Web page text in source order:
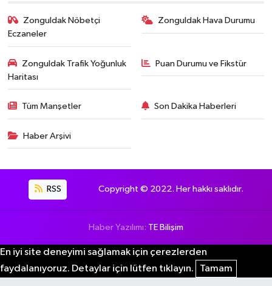
Zonguldak Nöbetçi
Eczaneler
Zonguldak Hava Durumu
Zonguldak Trafik Yoğunluk
Haritası
Puan Durumu ve Fikstür
Tüm Manşetler Son Dakika Haberleri
Haber Arşivi
RSS Copyright © 2022. Her hakkı saklıdır.
Haber Yazılımı: TE Bilişim
En iyi site deneyimi sağlamak için çerezlerden
faydalanıyoruz. Detaylar için lütfen tıklayın.
Tamam